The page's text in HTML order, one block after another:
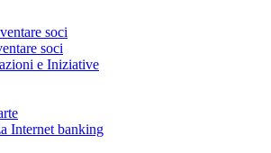
soci
soci
e Iniziative
Internet banking